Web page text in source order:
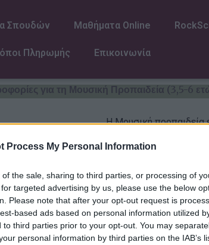
Process My Personal Information
the sale, sharing to third parties, or processing of
targeted advertising by us, please use the below
Please note that after your opt-out request is
based ads based on personal information utilized
to third parties prior to your opt-out. You may
personal information by third parties on the IAB’s
Σπουδών Μαθήματα Online
Πληρωμής Επικοινωνία
για τη Μουσική Προπαιδεία (3,5-6
Η Μουσική προπαιδεία
Η προσωπικότητα, οι
δημιουργικότητα,
με τη βοήθεια της
ανάπτυξη των βασικών
ακουστική αντίληψη)
μουσικές έννοιες
παιδαγωγική